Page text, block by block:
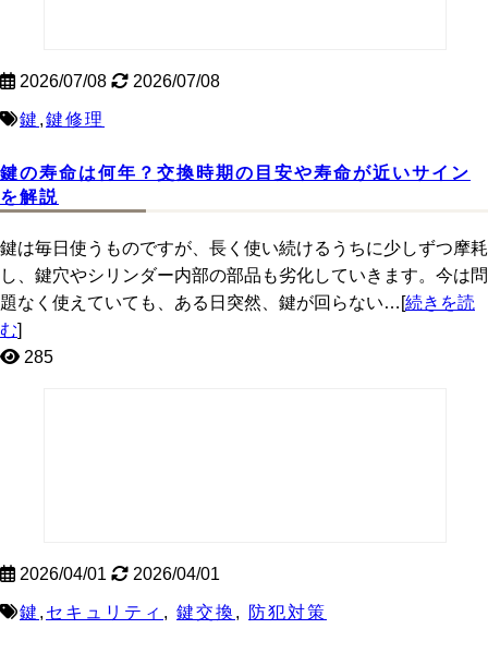
2026/07/08 2026/07/08
鍵 ,鍵修理
鍵の寿命は何年？交換時期の目安や寿命が近いサイン
を解説
鍵は毎日使うものですが、長く使い続けるうちに少しずつ摩耗
し、鍵穴やシリンダー内部の部品も劣化していきます。今は問
題なく使えていても、ある日突然、鍵が回らない…[続きを読
む]
285
2026/04/01 2026/04/01
鍵 , セキュリティ , 鍵交換 , 防犯対策